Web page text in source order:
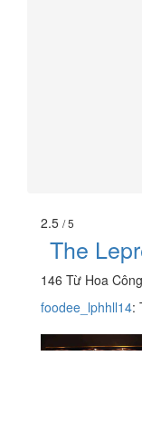
2.5 / 5
The
146 Từ Hoa
foodee_lphhll14: